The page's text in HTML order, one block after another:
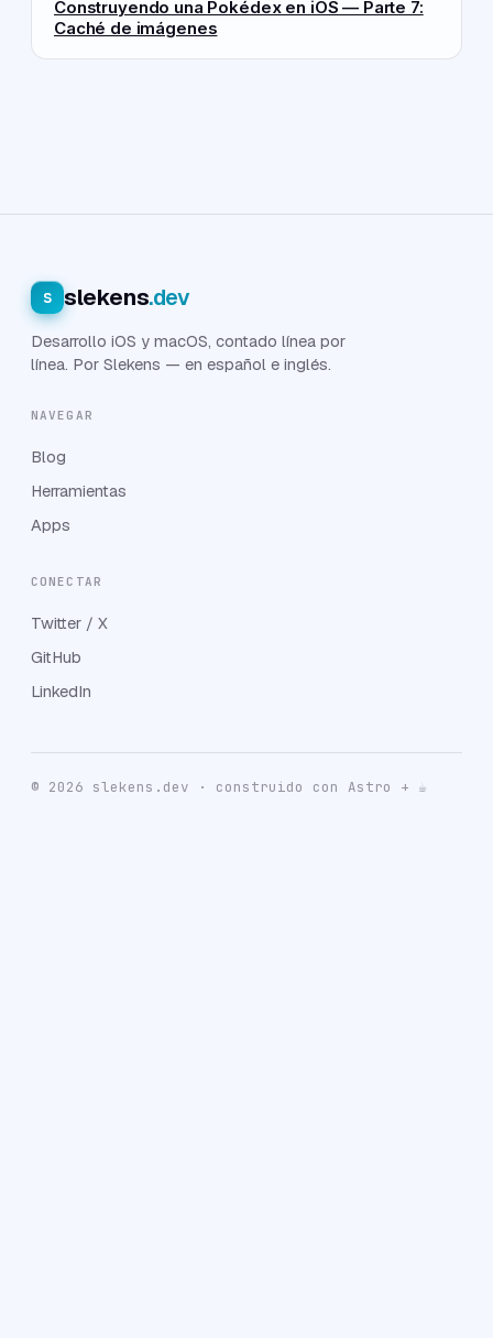
Construyendo una Pokédex en iOS — Parte 7:
Caché de imágenes
s slekens.dev
Desarrollo iOS y macOS, contado línea por
línea. Por Slekens — en español e inglés.
NAVEGAR
Blog
Herramientas
Apps
CONECTAR
Twitter / X
GitHub
LinkedIn
© 2026 slekens.dev · construido con Astro + ☕